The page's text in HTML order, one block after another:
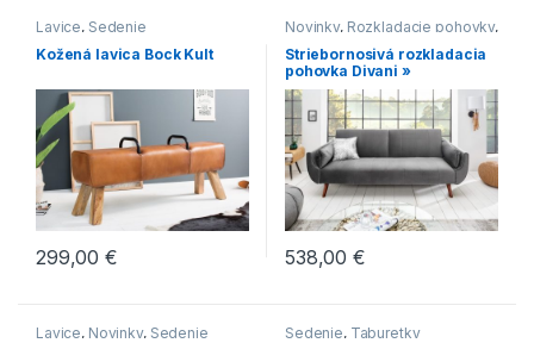
Lavice, Sedenie
Kožená lavica Bock Kult
299,00€
Novinky, Rozkladacie pohovky,
Sedenie
Striebornosivá rozkladacia
pohovka Divani »
538,00€
Lavice, Novinky, Sedenie
Sedenie, Taburetky